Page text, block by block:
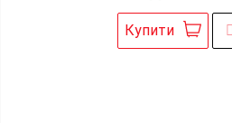
Купити